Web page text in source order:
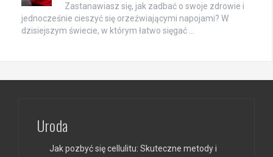
Zastanawiasz się, jak zadbać o swoje zdrowie i
jednocześnie cieszyć się orzeźwiającymi napojami? W
dzisiejszym świecie, w którym łatwo sięgać …
Uroda
Jak pozbyć się cellulitu: Skuteczne metody i